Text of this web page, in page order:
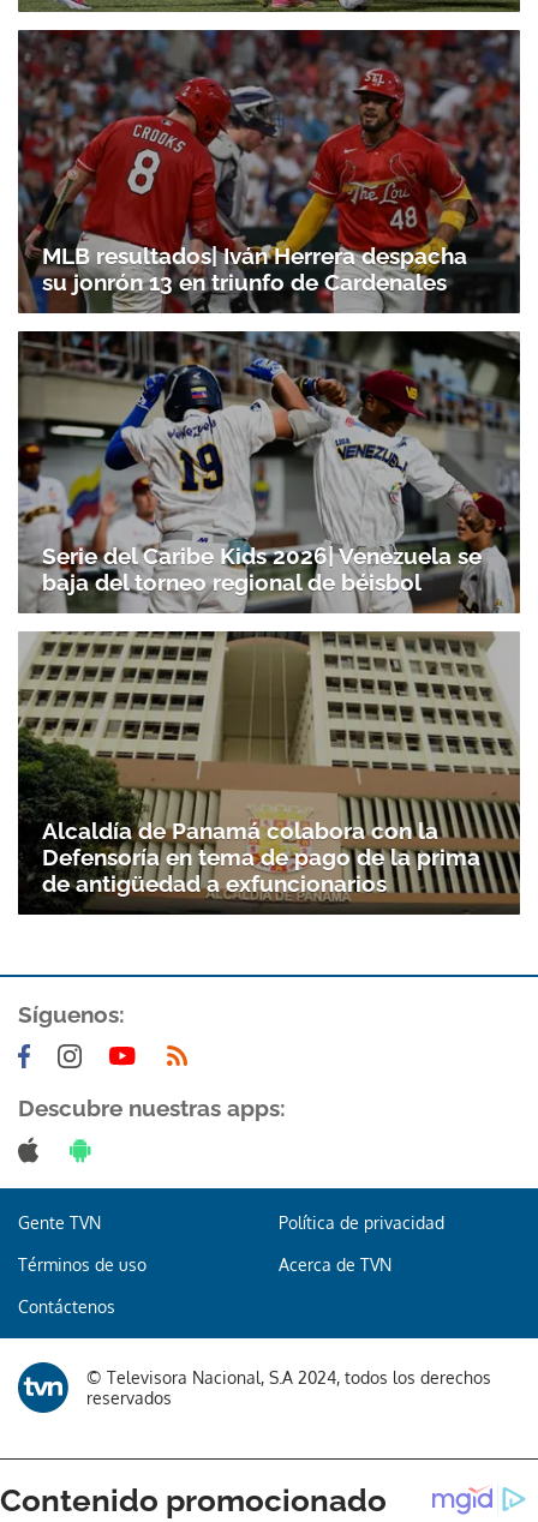
Gracias por suscribirte a nuestro boletín.
ACEPTAR
MLB resultados| Iván Herrera despacha
su jonrón 13 en triunfo de Cardenales
Serie del Caribe Kids 2026| Venezuela se
baja del torneo regional de béisbol
Alcaldía de Panamá colabora con la
Defensoría en tema de pago de la prima
de antigüedad a exfuncionarios
Síguenos:
Descubre nuestras apps:
Gente TVN Política de privacidad
Términos de uso Acerca de TVN
Contáctenos
© Televisora Nacional, S.A 2024, todos los derechos
reservados